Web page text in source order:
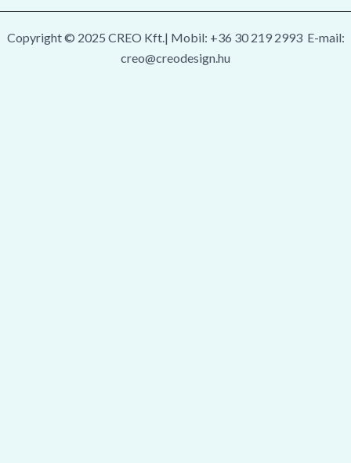
Copyright © 2025 CREO Kft.| Mobil: +36 30 219 2993 E-mail:
creo@creodesign.hu